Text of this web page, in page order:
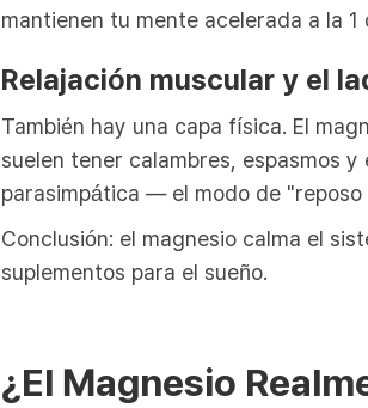
mantienen tu mente acelerada a la 1
Relajación muscular y el
También hay una capa física. El
suelen tener calambres, espasmos
parasimpática — el modo de
Conclusión: el magnesio calma el
suplementos para el sueño.
¿El Magnesio